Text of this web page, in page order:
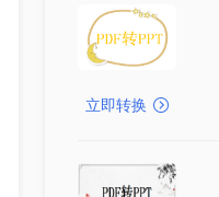
立即转换